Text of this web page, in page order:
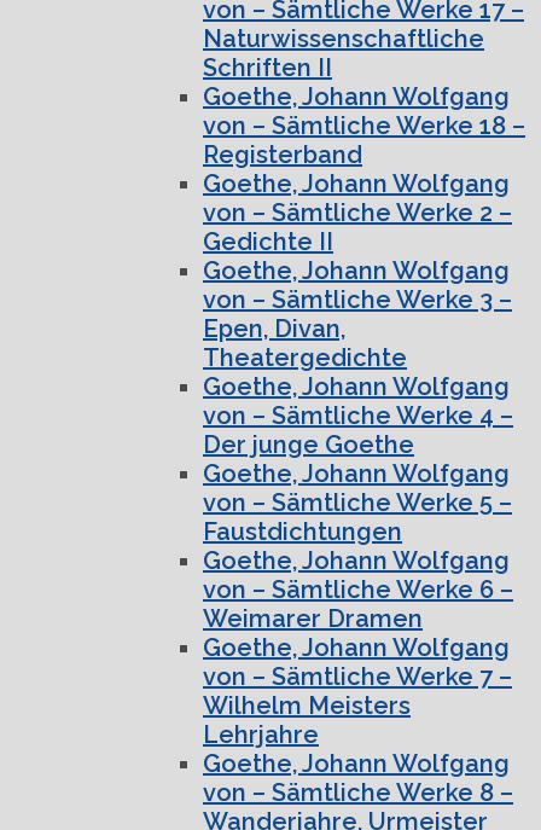
von – Sämtliche Werke 17 –
Naturwissenschaftliche
Schriften II
Goethe, Johann Wolfgang
von – Sämtliche Werke 18 –
Registerband
Goethe, Johann Wolfgang
von – Sämtliche Werke 2 –
Gedichte II
Goethe, Johann Wolfgang
von – Sämtliche Werke 3 –
Epen, Divan,
Theatergedichte
Goethe, Johann Wolfgang
von – Sämtliche Werke 4 –
Der junge Goethe
Goethe, Johann Wolfgang
von – Sämtliche Werke 5 –
Faustdichtungen
Goethe, Johann Wolfgang
von – Sämtliche Werke 6 –
Weimarer Dramen
Goethe, Johann Wolfgang
von – Sämtliche Werke 7 –
Wilhelm Meisters
Lehrjahre
Goethe, Johann Wolfgang
von – Sämtliche Werke 8 –
Wanderjahre, Urmeister